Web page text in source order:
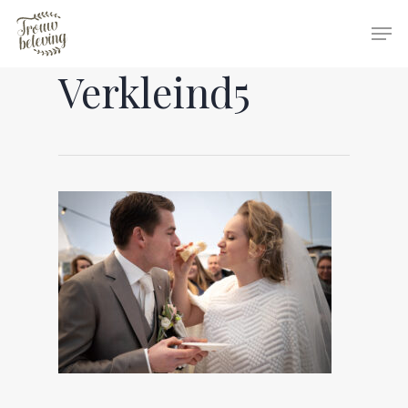
Hit enter to search or ESC to close
Verkleind5